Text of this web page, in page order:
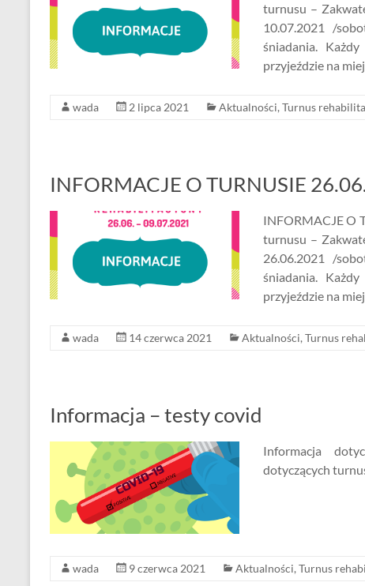
turnusu –
10.07.2021 /
śniadania.
przyjeździe na
wada 2 lipca 2021 Aktualności, Turnus
INFORMACJE O TURNUSIE
INFORMACJE O
turnusu –
26.06.2021 /
śniadania.
przyjeździe na
wada 14 czerwca 2021 Aktualności, Turnus
Informacja – testy covid
Informacja
dotyczących
wada 9 czerwca 2021 Aktualności, Turnus